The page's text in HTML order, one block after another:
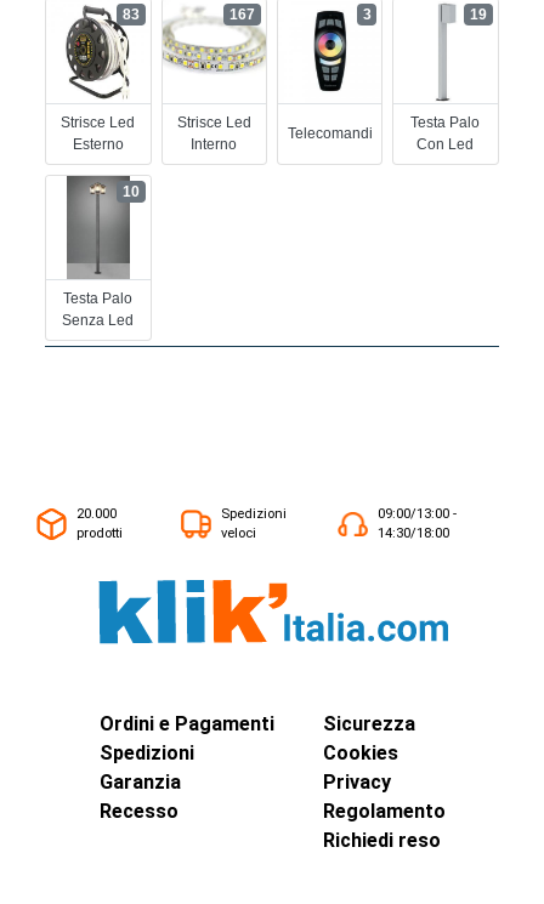
Strisce Led
Esterno
83
Strisce Led
Interno
167
Telecomandi
3
Testa Palo
Con Led
19
Testa Palo
Senza Led
10
20.000
prodotti
Spedizioni
veloci
09:00/13:00 -
14:30/18:00
Ordini e Pagamenti
Spedizioni
Garanzia
Recesso
Sicurezza
Cookies
Privacy
Regolamento
Richiedi reso